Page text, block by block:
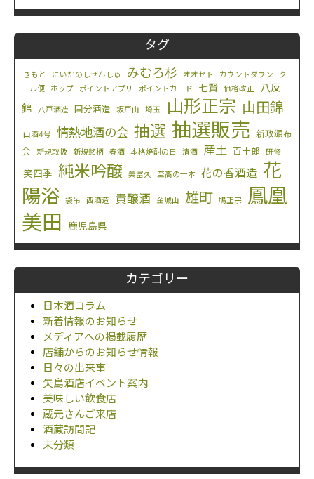
タグ
きもと にいだのしぜんしゅ みむろ杉 オオセト カウントダウン
ク
ール便
ホップ ポイントアプリ ポイントカード 七賢 価格改正
八反
錦
八戸酒造 国分酒造 坂戸山 埼玉 山形正宗 山田錦
山酒4号 情熱地酒の会 抽選 抽選販売 新政頒布
会
新規取扱 新規銘柄 春酒 本格焼酎の日 清酒 産土 百十郎 研修
笑四季 純米吟醸 美冨久 至高の一本 花の香酒造 花
陽浴
袋吊 西酒造 貴醸酒 金城山 雄町 鳩正宗
鳳凰
美田
鹿児島県
カテゴリー
日本酒コラム
新着情報のお知らせ
メディアへの掲載履歴
店舗からのお知らせ情報
日々の出来事
矢島酒店イベント案内
美味しい飲食店
蔵元さんご来店
酒蔵訪問記
未分類